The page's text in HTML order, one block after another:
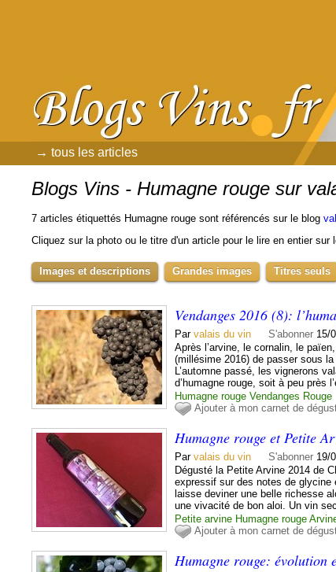
→ tous les articles
Blogs Vins - Humagne rouge sur
7 articles étiquettés Humagne rouge sont référencés sur le blog
Cliquez sur la photo ou le titre d'un article pour le lire en entier sur
Images et descriptions Grandes images Titres seuls
Vendanges 2016 (8):
Parvalais du vin S'abonner 15/
Après l’arvine, le cornalin, le
(millésime 2016) de passer sous
L’automne passé, les vignerons
d’humagne rouge, soit à peu près
Humagne rouge Vendanges Rouge
Ajouter à mon carnet de
Humagne rouge et Petite
Parvalais du vin S'abonner 19/
Dégusté la Petite Arvine 2014 de
expressif sur des notes de glycine
laisse deviner une belle richesse
une vivacité de bon aloi. Un vin
Petite arvine Humagne rouge
Ajouter à mon carnet de
Humagne rouge: évolution